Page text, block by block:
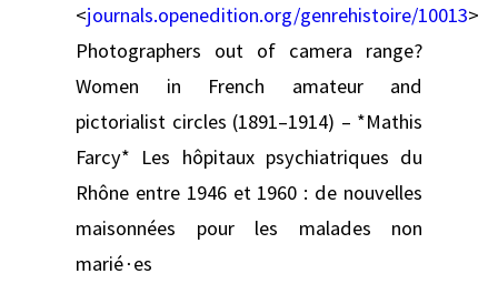
<journals.openedition.org/genrehistoire/10013>
Photographers out of camera range?
Women in French amateur and
pictorialist circles (1891–1914) – *Mathis
Farcy* Les hôpitaux psychiatriques du
Rhône entre 1946 et 1960 : de nouvelles
maisonnées pour les malades non
marié∙es